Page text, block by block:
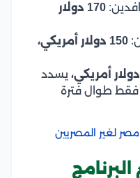
170 دولار
150 دولار أمريكي،
يسدد
فقط طوال فترة
لغير المصريين